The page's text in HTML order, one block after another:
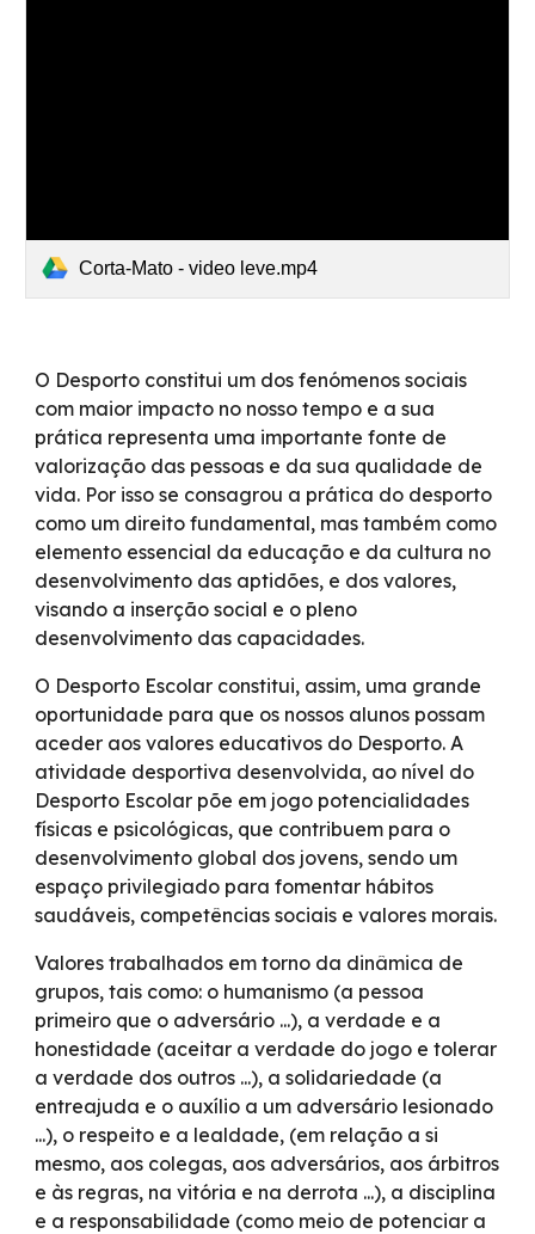
Corta-Mato - video leve.mp4
O Desporto constitui um dos fenómenos sociais
com maior impacto no nosso tempo e a sua
prática representa uma importante fonte de
valorização das pessoas e da sua qualidade de
vida. Por isso se consagrou a prática do desporto
como um direito fundamental, mas também como
elemento essencial da educação e da cultura no
desenvolvimento das aptidões, e dos valores,
visando a inserção social e o pleno
desenvolvimento das capacidades.
O Desporto Escolar constitui, assim, uma grande
oportunidade para que os nossos alunos possam
aceder aos valores educativos do Desporto. A
atividade desportiva desenvolvida, ao nível do
Desporto Escolar põe em jogo potencialidades
físicas e psicológicas, que contribuem para o
desenvolvimento global dos jovens, sendo um
espaço privilegiado para fomentar hábitos
saudáveis, competências sociais e valores morais.
Valores trabalhados em torno da dinâmica de
grupos, tais como: o humanismo (a pessoa
primeiro que o adversário ...), a verdade e a
honestidade (aceitar a verdade do jogo e tolerar
a verdade dos outros ...), a solidariedade (a
entreajuda e o auxílio a um adversário lesionado
...), o respeito e a lealdade, (em relação a si
mesmo, aos colegas, aos adversários, aos árbitros
e às regras, na vitória e na derrota ...), a disciplina
e a responsabilidade (como meio de potenciar a